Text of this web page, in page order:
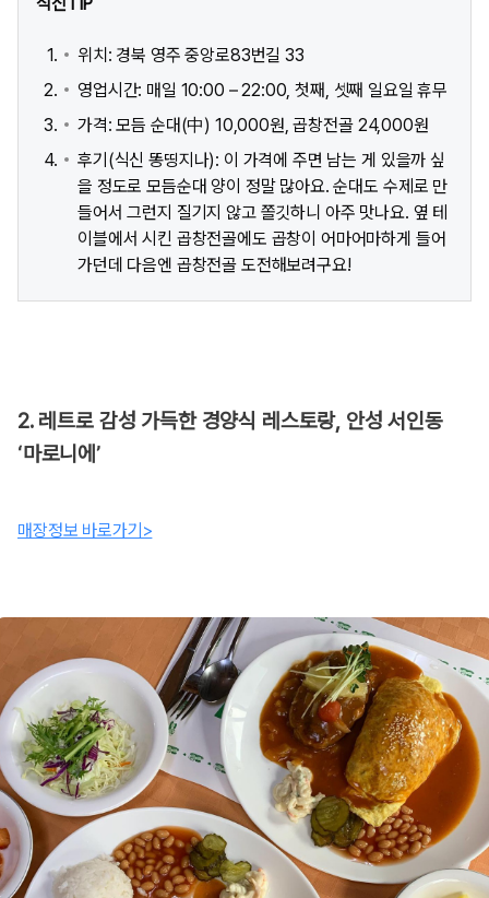
위치: 경북 영주 중앙로83번길 33 ​
영업시간: 매일 10:00 – 22:00, 첫째, 셋째 일요일 휴무
가격: 모듬 순대(中) 10,000원, 곱창전골 24,000원
후기(식신 똥띵지나): 이 가격에 주면 남는 게 있을까 싶
을 정도로 모듬순대 양이 정말 많아요. 순대도 수제로 만
들어서 그런지 질기지 않고 쫄깃하니 아주 맛나요. 옆 테
이블에서 시킨 곱창전골에도 곱창이 어마어마하게 들어
가던데 다음엔 곱창전골 도전해보려구요!
2. 레트로 감성 가득한 경양식 레스토랑, 안성 서인동
‘마로니에’
매장정보 바로가기>